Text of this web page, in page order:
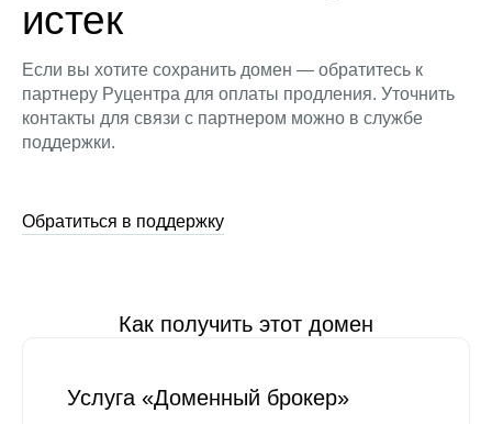
истек
Если вы хотите сохранить домен — обратитесь к
партнеру Руцентра для оплаты продления. Уточнить
контакты для связи с партнером можно в службе
поддержки.
Обратиться в поддержку
Как получить этот домен
Услуга «Доменный брокер»